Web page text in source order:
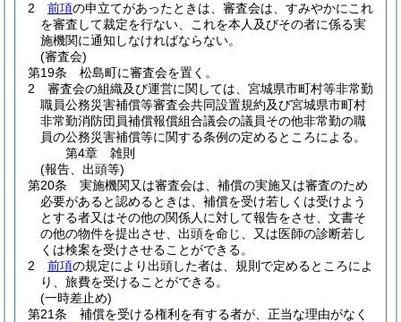
2
前項の申立てがあったときは、審査会は、すみやかにこれ
を審査して裁定を行ない、これを本人及びその者に係る実
施機関に通知しなければならない。
(審査会)
第19条
松島町に審査会を置く。
2
審査会の組織及び運営に関しては、宮城県市町村等非常勤
職員公務災害補償等審査会共同設置規約及び宮城県市町村
非常勤消防団員補償報償組合議会の議員その他非常勤の職
員の公務災害補償等に関する条例の定めるところによる。
第4章
雑則
(報告、出頭等)
第20条
実施機関又は審査会は、補償の実施又は審査のため
必要があると認めるときは、補償を受け若しくは受けよう
とする者又はその他の関係人に対して報告をさせ、文書そ
の他の物件を提出させ、出頭を命じ、又は医師の診断若し
くは検案を受けさせることができる。
2
前項の規定により出頭した者は、規則で定めるところによ
り、旅費を受けることができる。
(一時差止め)
第21条
補償を受ける権利を有する者が、正当な理由がなく